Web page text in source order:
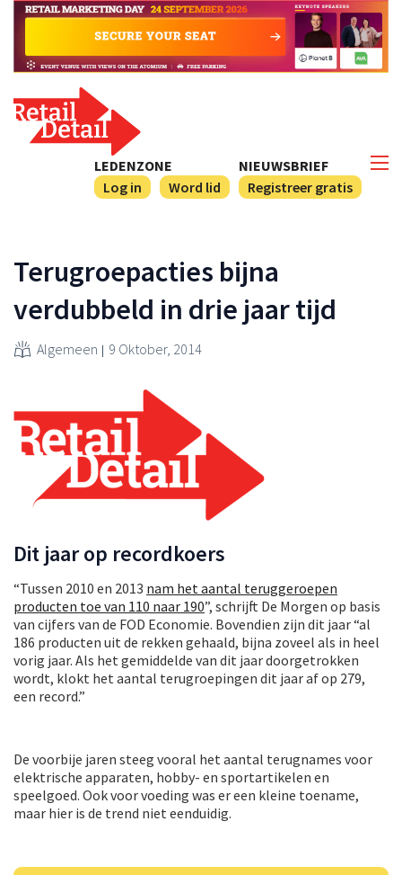
NIEUWSBRIEF
Registreer gratis
LEDENZONE
Log in
Word lid
Terugroepacties bijna
verdubbeld in drie jaar tijd
Algemeen 9 Oktober, 2014
Dit jaar op recordkoers
“Tussen 2010 en 2013 nam het aantal teruggeroepen
producten toe van 110 naar 190”, schrijft De Morgen op basis
van cijfers van de FOD Economie. Bovendien zijn dit jaar “al
186 producten uit de rekken gehaald, bijna zoveel als in heel
vorig jaar. Als het gemiddelde van dit jaar doorgetrokken
wordt, klokt het aantal terugroepingen dit jaar af op 279,
een record.”
De voorbije jaren steeg vooral het aantal terugnames voor
elektrische apparaten, hobby- en sportartikelen en
speelgoed. Ook voor voeding was er een kleine toename,
maar hier is de trend niet eenduidig.